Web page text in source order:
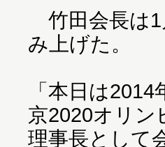
竹田会長は1
み上げた。
「本日は
京2020オリン
理事長として